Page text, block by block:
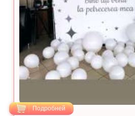
Подробней